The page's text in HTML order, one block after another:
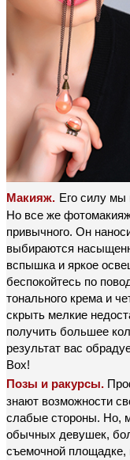
Макияж. Его силу мы
Но все же
привычного. Он
выбираются
вспышка и яркое
беспокойтесь по
тонального крема и
скрыть мелкие
получить большее
результат вас
Box!
Позы и ракурсы.
знают возможности
слабые стороны. Но,
обычных девушек,
съемочной площадке,